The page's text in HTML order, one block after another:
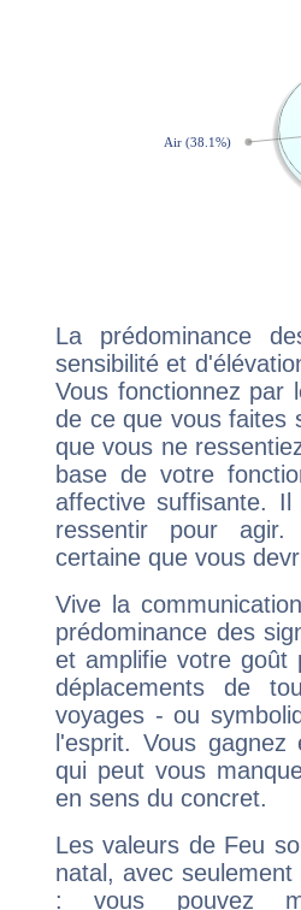
La prédominance
sensibilité et
Vous fonctionnez
de ce que vous faites
que vous ne
base de votre
affective suffisante.
ressentir pour agir.
certaine que vous
Vive la
prédominance des
et amplifie votre goût
déplacements de
voyages - ou
l'esprit. Vous
qui peut vous
en sens du concret.
Les valeurs de Feu
natal, avec
: vous pouvez